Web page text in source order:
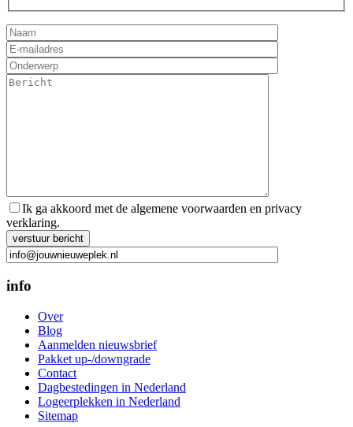
Ik ga akkoord met de algemene voorwaarden en privacy
verklaring.
Gelieve dit veld leeg te laten.
info
Over
Blog
Aanmelden nieuwsbrief
Pakket up-/downgrade
Contact
Dagbestedingen in Nederland
Logeerplekken in Nederland
Sitemap